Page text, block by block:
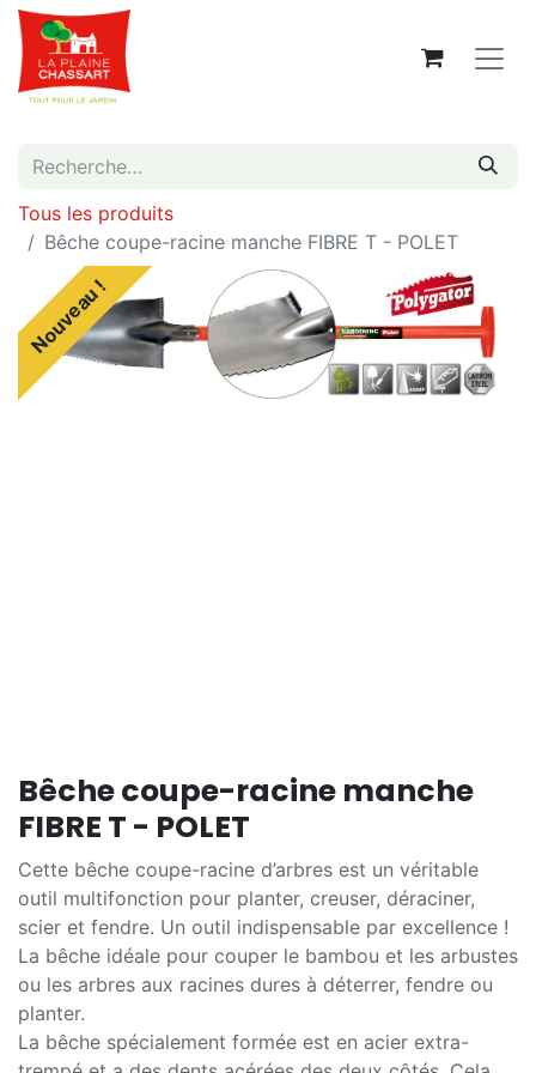
Tous les produits
Bêche coupe-racine manche FIBRE T - POLET
Nouveau !
Bêche coupe-racine manche
FIBRE T - POLET
Cette bêche coupe-racine d’arbres est un véritable
outil multifonction pour planter, creuser, déraciner,
scier et fendre. Un outil indispensable par excellence !
La bêche idéale pour couper le bambou et les arbustes
ou les arbres aux racines dures à déterrer, fendre ou
planter.
La bêche spécialement formée est en acier extra-